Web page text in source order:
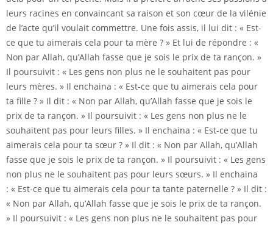
leurs racines en convaincant sa raison et son cœur de la vilénie
de l’acte qu’il voulait commettre. Une fois assis, il lui dit : « Est-
ce que tu aimerais cela pour ta mère ? » Et lui de répondre : «
Non par Allah, qu’Allah fasse que je sois le prix de ta rançon. »
Il poursuivit : « Les gens non plus ne le souhaitent pas pour
leurs mères. » Il enchaina : « Est-ce que tu aimerais cela pour
ta fille ? » Il dit : « Non par Allah, qu’Allah fasse que je sois le
prix de ta rançon. » Il poursuivit : « Les gens non plus ne le
souhaitent pas pour leurs filles. » Il enchaina : « Est-ce que tu
aimerais cela pour ta sœur ? » Il dit : « Non par Allah, qu’Allah
fasse que je sois le prix de ta rançon. » Il poursuivit : « Les gens
non plus ne le souhaitent pas pour leurs sœurs. » Il enchaina
: « Est-ce que tu aimerais cela pour ta tante paternelle ? » Il dit :
« Non par Allah, qu’Allah fasse que je sois le prix de ta rançon.
» Il poursuivit : « Les gens non plus ne le souhaitent pas pour